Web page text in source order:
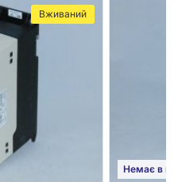
Вживаний
Немає в